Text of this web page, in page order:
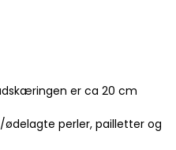
er ca 20 cm
perler, pailletter og